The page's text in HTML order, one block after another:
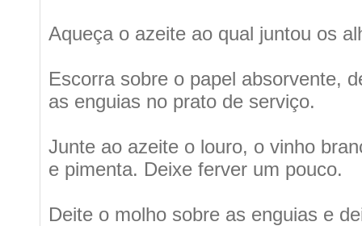
Aqueça o azeite ao qual juntou os
Escorra sobre o papel absorvente,
as enguias no prato de serviço.
Junte ao azeite o louro, o vinho
e pimenta. Deixe ferver um pouco.
Deite o molho sobre as enguias e